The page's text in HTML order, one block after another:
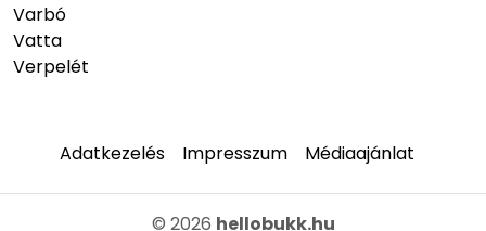
Varbó
Vatta
Verpelét
Adatkezelés Impresszum Médiaajánlat
© 2026 hellobukk.hu